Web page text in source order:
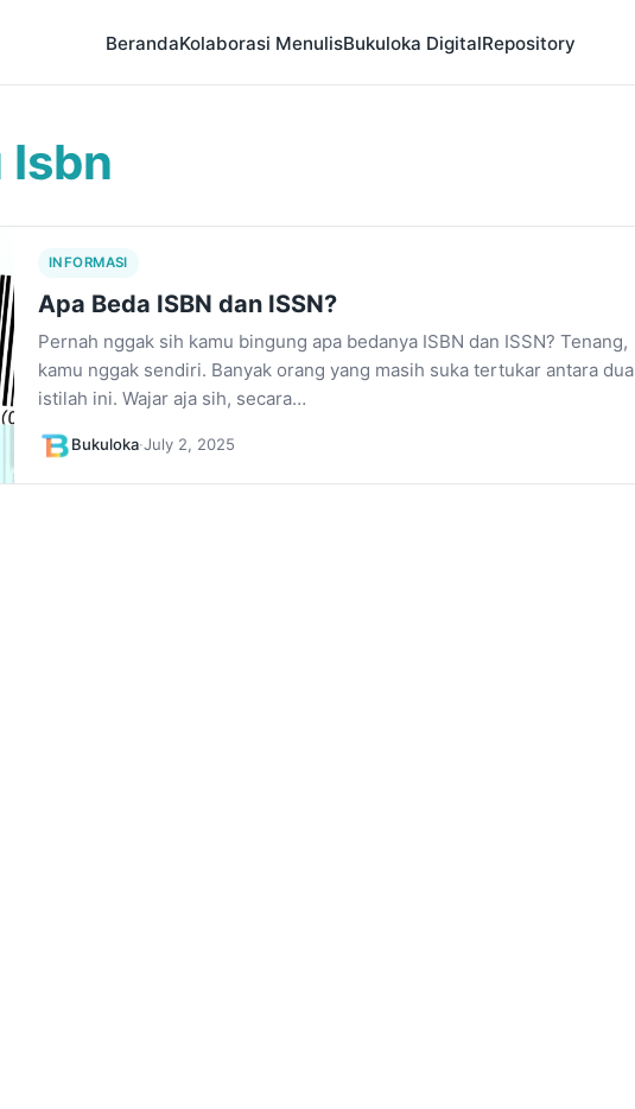
BerandaKolaborasi MenulisBukuloka DigitalRepository
Isbn
INFORMASI
Apa Beda ISBN dan ISSN?
Pernah nggak sih kamu bingung apa bedanya ISBN dan ISSN? Tenang,
kamu nggak sendiri. Banyak orang yang masih suka tertukar antara dua
istilah ini. Wajar aja sih, secara…
Bukuloka·July 2, 2025